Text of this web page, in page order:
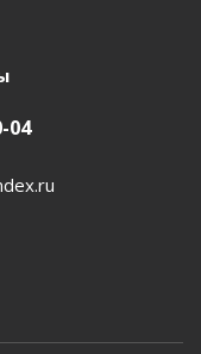
04